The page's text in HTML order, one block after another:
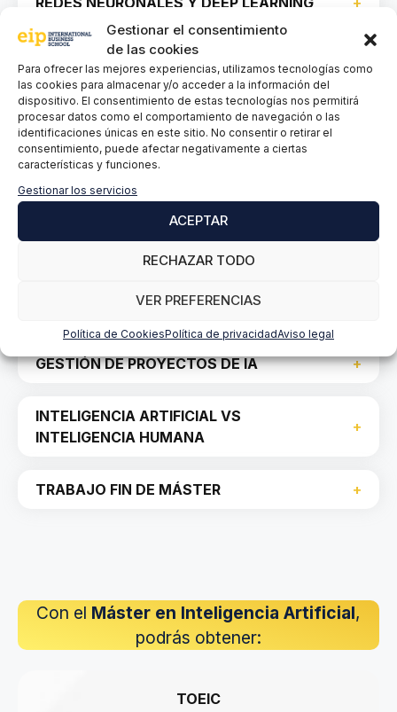
Gestionar el consentimiento
de las cookies
Para ofrecer las mejores experiencias, utilizamos tecnologías como
las cookies para almacenar y/o acceder a la información del
dispositivo. El consentimiento de estas tecnologías nos permitirá
procesar datos como el comportamiento de navegación o las
identificaciones únicas en este sitio. No consentir o retirar el
consentimiento, puede afectar negativamente a ciertas
características y funciones.
Gestionar los servicios
ACEPTAR
RECHAZAR TODO
VER PREFERENCIAS
Política de CookiesPolítica de privacidadAviso legal
PROCESAMIENTO DE LENGUAJE
NATURAL Y OTRAS APLICACIONES
AVANZADAS DE LA IA
ÉTICA Y REGULACIÓN EN IA
CIBERSEGURIDAD Y GESTIÓN DE RIESGOS
GESTIÓN DE PROYECTOS DE IA
INTELIGENCIA ARTIFICIAL VS
INTELIGENCIA HUMANA
TRABAJO FIN DE MÁSTER
Con el Máster en Inteligencia Artificial,
podrás obtener:
TOEIC